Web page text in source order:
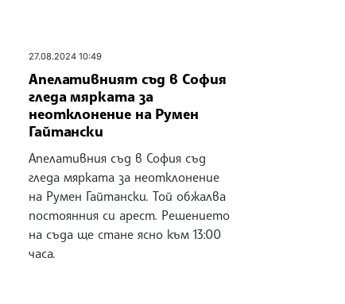
27.08.2024 10:49
Апелативният съд в София
гледа мярката за
неотклонение на Румен
Гайтански
Апелативния съд в София съд
гледа мярката за неотклонение
на Румен Гайтански. Той обжалва
постоянния си арест. Решението
на съда ще стане ясно към 13:00
часа.